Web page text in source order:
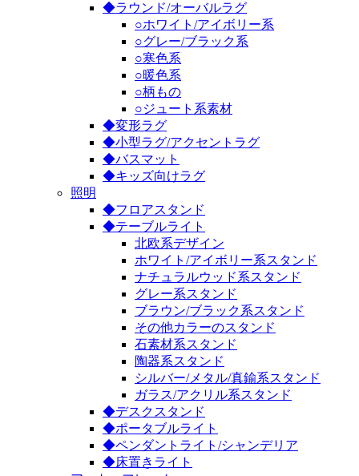
◆ラウンド/オーバルラグ
○ホワイト/アイボリー系
○グレー/ブラック系
○寒色系
○暖色系
○柄もの
○ジュート系素材
◆変形ラグ
◆小型ラグ/アクセントラグ
◆バスマット
◆キッズ向けラグ
照明
◆フロアスタンド
◆テーブルライト
北欧系デザイン
ホワイト/アイボリー系スタンド
ナチュラルウッド系スタンド
グレー系スタンド
ブラウン/ブラック系スタンド
その他カラーのスタンド
石素材系スタンド
陶器系スタンド
シルバー/メタル/真鍮系スタンド
ガラス/アクリル系スタンド
◆デスクスタンド
◆ポータブルライト
◆ペンダントライト/シャンデリア
◆床置きライト